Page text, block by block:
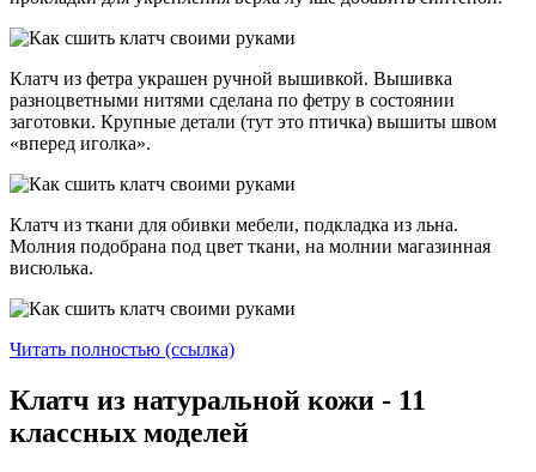
Клатч из фетра украшен ручной вышивкой. Вышивка
разноцветными нитями сделана по фетру в состоянии
заготовки. Крупные детали (тут это птичка) вышиты швом
«вперед иголка».
Клатч из ткани для обивки мебели, подкладка из льна.
Молния подобрана под цвет ткани, на молнии магазинная
висюлька.
Читать полностью (ссылка)
Клатч из натуральной кожи - 11
классных моделей